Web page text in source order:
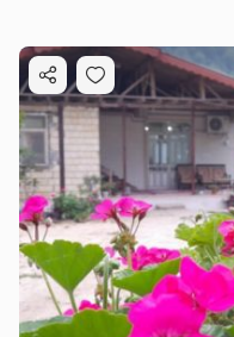
4.7